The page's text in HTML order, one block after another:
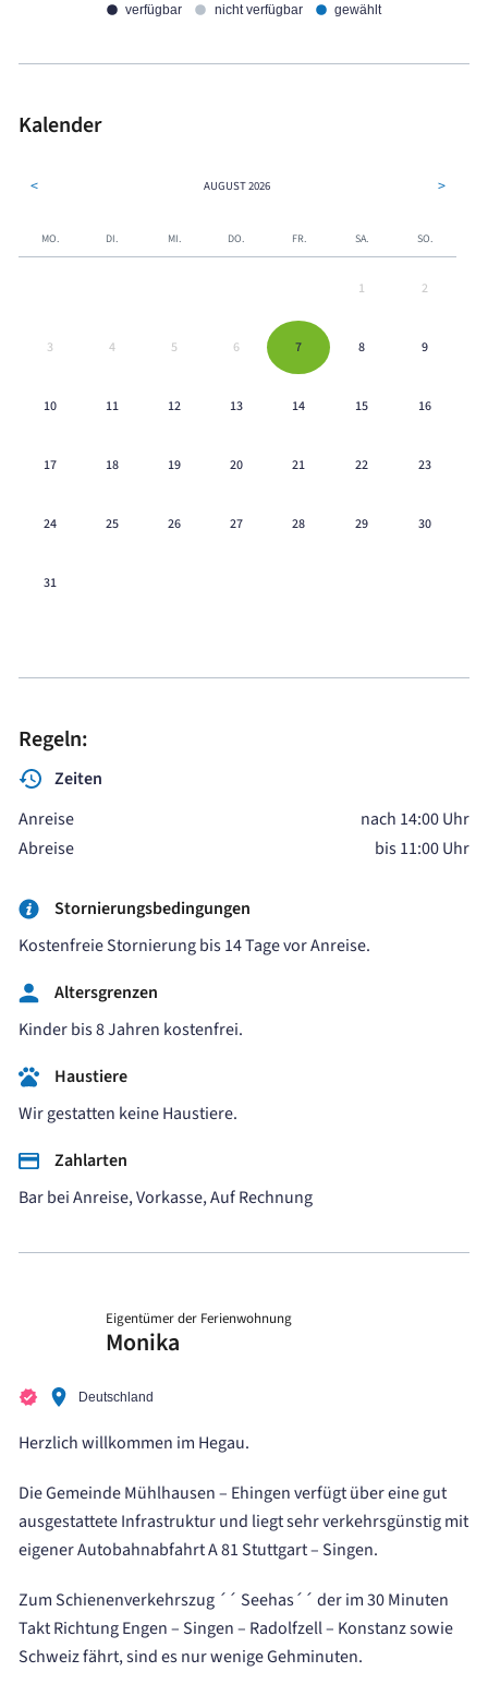
verfügbar nicht verfügbar gewählt
Kalender
< AUGUST2026 >
MO. DI. MI. DO. FR. SA. SO.
1 2
3 4 5 6 7 8 9
10 11 12 13 14 15 16
17 18 19 20 21 22 23
24 25 26 27 28 29 30
31
Regeln:
Zeiten
Anreise
nach 14:00 Uhr
Abreise
bis 11:00 Uhr
Stornierungsbedingungen
Kostenfreie Stornierung bis 14 Tage vor Anreise.
Altersgrenzen
Kinder bis 8 Jahren kostenfrei.
Haustiere
Wir gestatten keine Haustiere.
Zahlarten
Bar bei Anreise, Vorkasse, Auf Rechnung
Eigentümer der Ferienwohnung
Monika
Deutschland
Herzlich willkommen im Hegau.
Die Gemeinde Mühlhausen – Ehingen verfügt über eine gut
ausgestattete Infrastruktur und liegt sehr verkehrsgünstig mit
eigener Autobahnabfahrt A 81 Stuttgart – Singen.
Zum Schienenverkehrszug ´´ Seehas´´ der im 30 Minuten
Takt Richtung Engen – Singen – Radolfzell – Konstanz sowie
Schweiz fährt, sind es nur wenige Gehminuten.